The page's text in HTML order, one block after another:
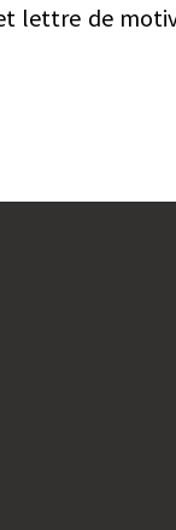
lettre de